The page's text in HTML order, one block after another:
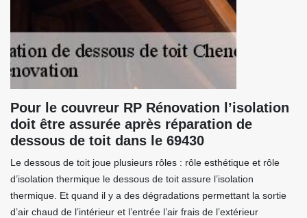
Pour le couvreur RP Rénovation l’isolation
doit être assurée après réparation de
dessous de toit dans le 69430
Le dessous de toit joue plusieurs rôles : rôle esthétique et rôle
d’isolation thermique le dessous de toit assure l’isolation
thermique. Et quand il y a des dégradations permettant la sortie
d’air chaud de l’intérieur et l’entrée l’air frais de l’extérieur